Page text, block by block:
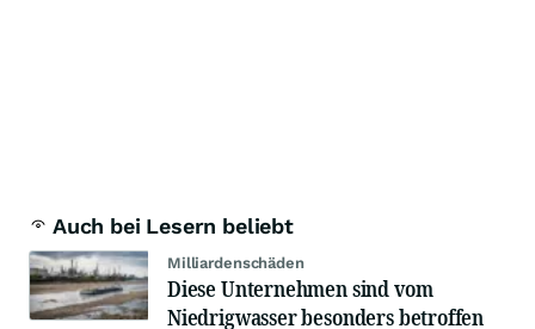
Auch bei Lesern beliebt
Milliardenschäden
Diese Unternehmen sind vom
Niedrigwasser besonders betroffen